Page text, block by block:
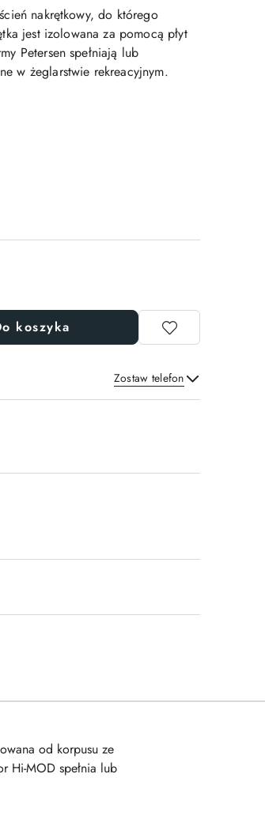
nakrętkowy, do którego
jest izolowana za pomocą płyt
Petersen spełniają lub
w żeglarstwie rekreacyjnym.
koszyka
Zostaw telefon
Wyślij
od korpusu ze
Hi-MOD spełnia lub